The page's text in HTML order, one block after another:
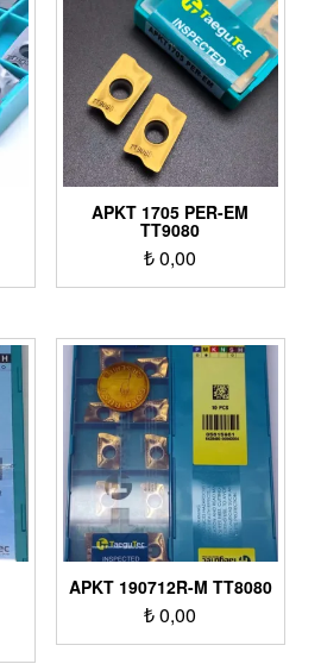
APKT 1705 PER-EM
TT9080
₺0,00
APKT 190712R-M TT8080
₺0,00